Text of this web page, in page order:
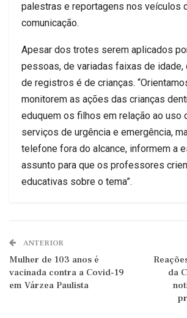
palestras e reportagens nos veículos
comunicação.
Apesar dos trotes serem aplicados
pessoas, de variadas faixas de idade,
de registros é de crianças.
monitorem as ações das crianças
eduquem os filhos em relação ao uso
serviços de urgência e emergência,
telefone fora do alcance, informem a
assunto para que os professores
educativas sobre o tema”.
ANTERIOR
Mulher de 103 anos é
vacinada contra a Covid-19
em Várzea Paulista
da